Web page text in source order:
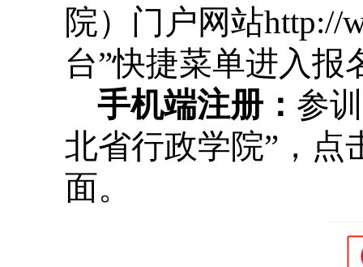
院）门户网站http://
台”快捷菜单进入报
手机端注册： 参
北省行政学院”，点
面。